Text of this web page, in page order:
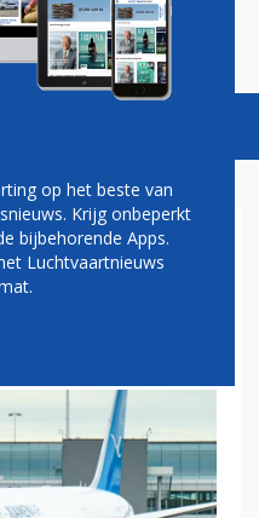
Vacatures
AIRLINES
op het beste van
Krijg onbeperkt
bijbehorende Apps.
Luchtvaartnieuws